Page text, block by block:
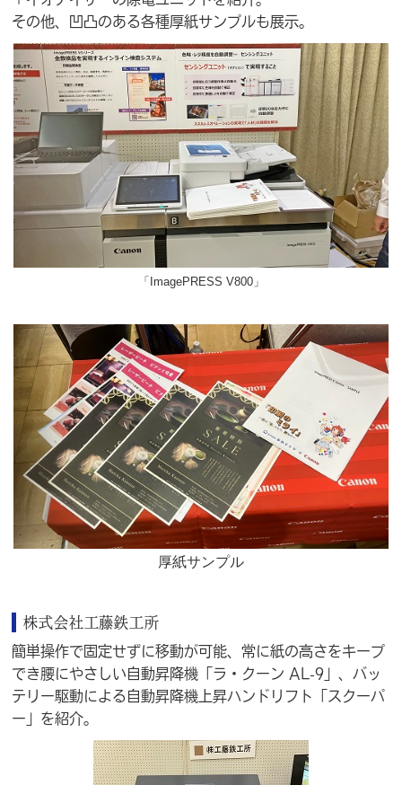
その他、凹凸のある各種厚紙サンプルも展示。
「ImagePRESS V800」
厚紙サンプル
株式会社工藤鉄工所
簡単操作で固定せずに移動が可能、常に紙の高さをキープ
でき腰にやさしい自動昇降機「ラ・クーン AL-9」、バッ
テリー駆動による自動昇降機上昇ハンドリフト「スクーパ
ー」を紹介。